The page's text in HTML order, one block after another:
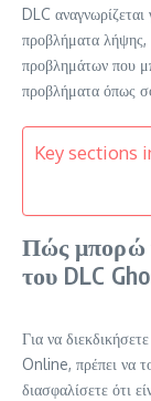
DLC
προβλήματα λήψης,
προβλημάτων που
προβλήματα όπως
Key sections
Πώς μπορώ
του DLC
Για να
Online, πρέπει να
διασφαλίσετε ότι